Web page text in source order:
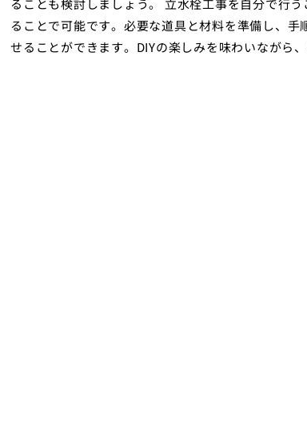
ることも検討しましょう。 立水栓工事を自分で行
ることで可能です。必要な道具と材料を準備し、
せることができます。DIYの楽しみを味わいながら